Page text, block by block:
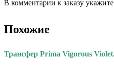
В комментарии к заказу
Похожие
Трансфер Prima Vigorous